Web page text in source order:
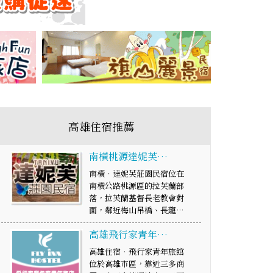
高雄住宿推薦
南橫桃源達妮芙…
南橫‧達妮芙莊園民宿位在
南橫公路桃源區的拉芙蘭部
落，拉芙蘭基督長老教會對
面，鄰近梅山吊橋、長龍…
高雄飛行家青年…
高雄住宿．飛行家青年旅館
位於高雄市區，靠近三多商